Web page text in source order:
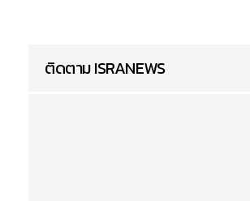
ติดตาม ISRANEWS